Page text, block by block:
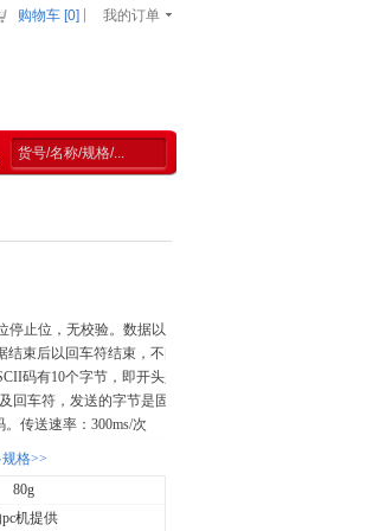
我的订单
购物车 [0]
停止位，无校验。数据以
束后以回车符结束，不间
码有10个字节，即开头是
回车符，发送的字节是固
传送速率：300ms/次
格>>
80g
pc机提供